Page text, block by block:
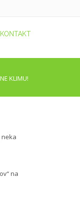
KONTAKT
KLIMU!
neka
na